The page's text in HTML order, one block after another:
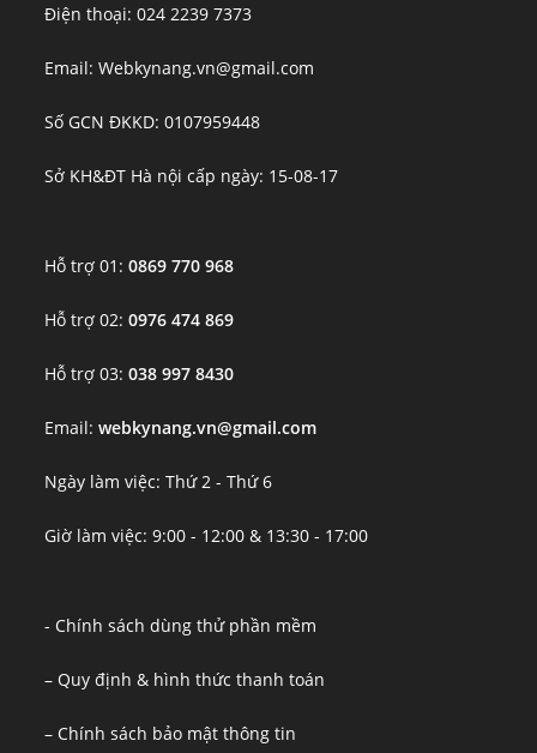
Điện thoại: 024 2239 7373
Email: Webkynang.vn@gmail.com
Số GCN ĐKKD: 0107959448
Sở KH&ĐT Hà nội cấp ngày: 15-08-17
Hỗ trợ 01:0869 770 968
Hỗ trợ 02:0976 474 869
Hỗ trợ 03:038 997 8430
Email:webkynang.vn@gmail.com
Ngày làm việc: Thứ 2 - Thứ 6
Giờ làm việc: 9:00 - 12:00 & 13:30 - 17:00
- Chính sách dùng thử phần mềm
– Quy định & hình thức thanh toán
– Chính sách bảo mật thông tin